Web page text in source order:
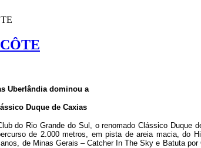
Uberlândia dominou a
Duque de Caxias
do Rio Grande do Sul, o renomado Clássico Duque
de 2.000 metros, em pista de areia macia, do
de Minas Gerais – Catcher In The Sky e Batuta